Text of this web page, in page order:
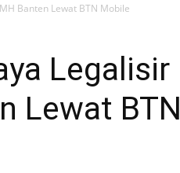
Banten Lewat BTN Mobile
Legalisir
Lewat BTN